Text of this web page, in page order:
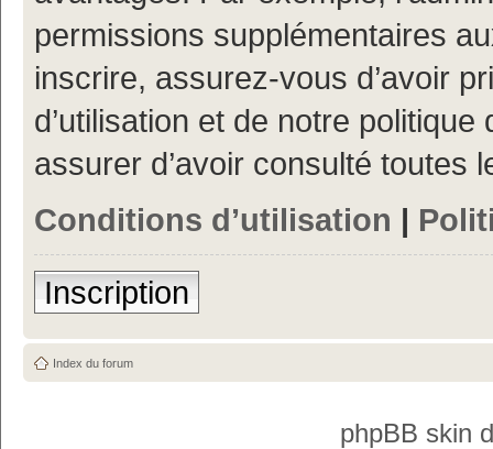
permissions supplémentaires
inscrire, assurez-vous d’avoir
d’utilisation et de notre
assurer d’avoir consulté toutes
Conditions d’utilisation |
Inscription
Index du forum
phpBB skin